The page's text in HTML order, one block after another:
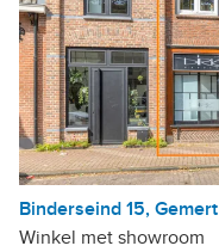
Binderseind 15, Gemert
Winkel met showroom